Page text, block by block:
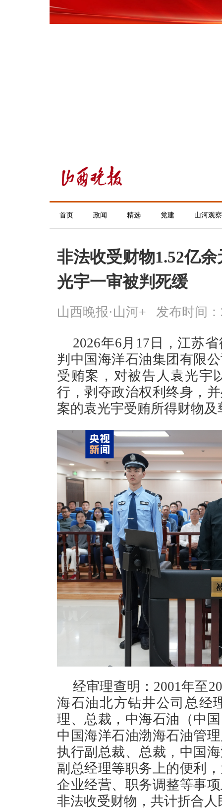
首页 政闻 精选 党建 山河观察
非法收受财物1.52亿
光宇一审被判死缓
山西晚报·山河+ 发布时间：
2026年6月17日，江苏
判中国海洋石油集团有限
受贿案，对被告人袁光宇
行，剥夺政治权利终身，
案的袁光宇受贿所得财物
经审理查明：2001年至
海石油北方钻井公司总经
理、总裁，中海石油（中
中国海洋石油渤海石油管
执行副总裁、总裁，中国
副总经理等职务上的便利
企业经营、职务调整等事
非法收受财物，共计折合人